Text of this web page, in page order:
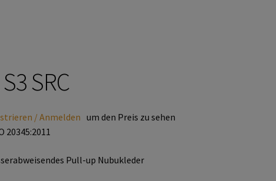
SRC
/ Anmelden um den Preis zu sehen
20345:2011
Pull-up Nubukleder